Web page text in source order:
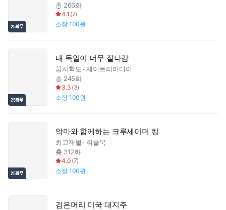
총 266화
4.1 (7)
소장 100원
내 독일이 너무 잘나감
꿈사학도
제이트리미디어
총 245화
3.3 (3)
소장 100원
악마와 함께하는 크루세이더 킹
최고재벌
휘슬북
총 312화
4.0 (7)
소장 100원
검은머리 미국 대지주